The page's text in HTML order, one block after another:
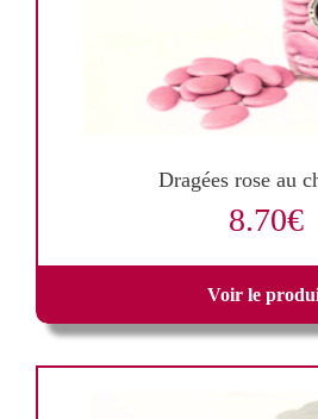
Dragées rose au
8.70€
Voir le